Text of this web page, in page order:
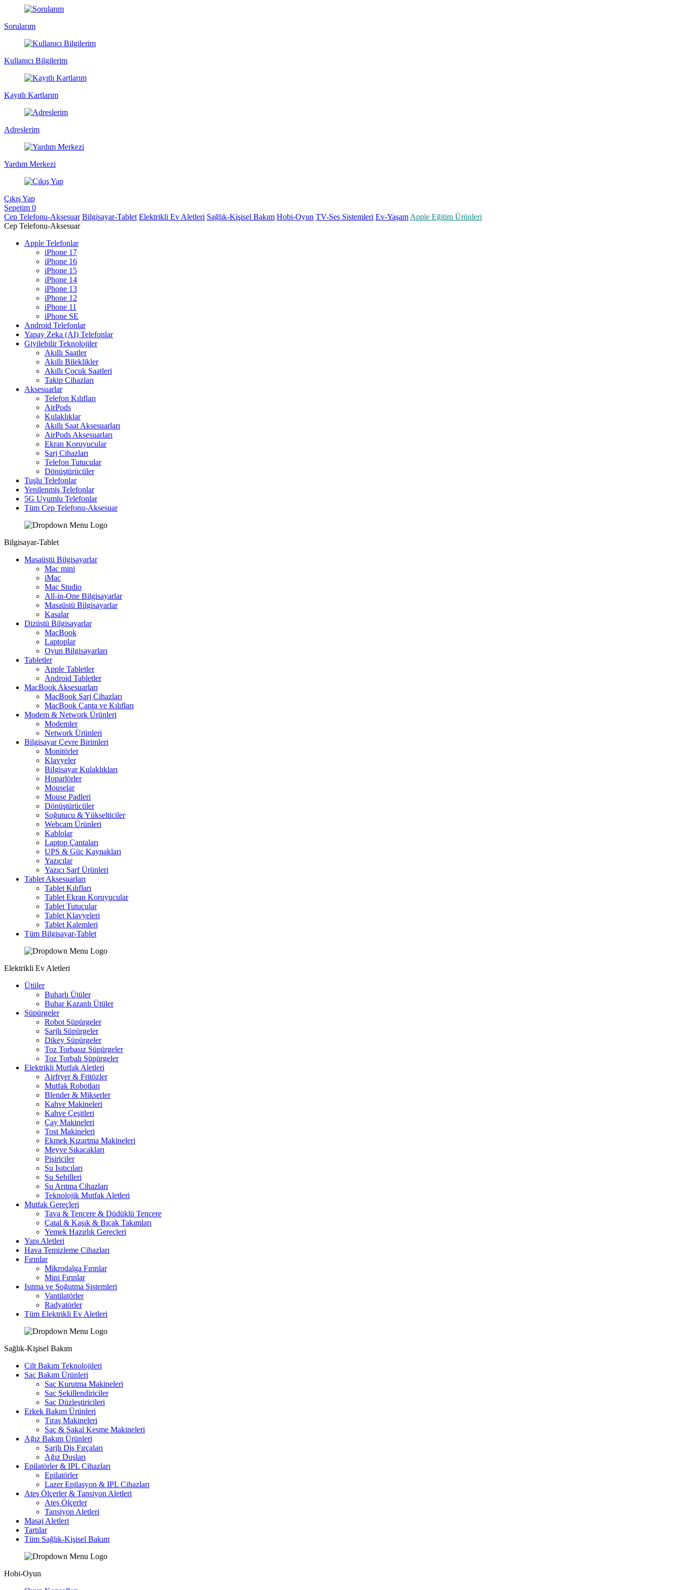
Sorularım
Kullanıcı Bilgilerim
Kayıtlı Kartlarım
Adreslerim
Yardım Merkezi
Çıkış Yap
Sepetim 0
Cep Telefonu-Aksesuar Bilgisayar-Tablet Elektrikli Ev Aletleri Sağlık-Kişisel Bakım Hobi-Oyun TV-Ses Sistemleri Ev-Yaşam Apple Eğitim Ürünleri
Cep Telefonu-Aksesuar
Apple Telefonlar
iPhone 17
iPhone 16
iPhone 15
iPhone 14
iPhone 13
iPhone 12
iPhone 11
iPhone SE
Android Telefonlar
Yapay Zeka (AI) Telefonlar
Giyilebilir Teknolojiler
Akıllı Saatler
Akıllı Bileklikler
Akıllı Çocuk Saatleri
Takip Cihazları
Aksesuarlar
Telefon Kılıfları
AirPods
Kulaklıklar
Akıllı Saat Aksesuarları
AirPods Aksesuarları
Ekran Koruyucular
Şarj Cihazları
Telefon Tutucular
Dönüştürücüler
Tuşlu Telefonlar
Yenilenmiş Telefonlar
5G Uyumlu Telefonlar
Tüm Cep Telefonu-Aksesuar
Bilgisayar-Tablet
Masaüstü Bilgisayarlar
Mac mini
iMac
Mac Studio
All-in-One Bilgisayarlar
Masaüstü Bilgisayarlar
Kasalar
Dizüstü Bilgisayarlar
MacBook
Laptoplar
Oyun Bilgisayarları
Tabletler
Apple Tabletler
Android Tabletler
MacBook Aksesuarları
MacBook Şarj Cihazları
MacBook Çanta ve Kılıfları
Modem & Network Ürünleri
Modemler
Network Ürünleri
Bilgisayar Çevre Birimleri
Monitörler
Klavyeler
BiIgisayar Kulaklıkları
Hoparlörler
Mouselar
Mouse Padleri
Dönüştürücüler
Soğutucu & Yükselticiler
Webcam Ürünleri
Kablolar
Laptop Çantaları
UPS & Güç Kaynakları
Yazıcılar
Yazıcı Sarf Ürünleri
Tablet Aksesuarları
Tablet Kılıfları
Tablet Ekran Koruyucular
Tablet Tutucular
Tablet Klavyeleri
Tablet Kalemleri
Tüm Bilgisayar-Tablet
Elektrikli Ev Aletleri
Ütüler
Buharlı Ütüler
Buhar Kazanlı Ütüler
Süpürgeler
Robot Süpürgeler
Şarjlı Süpürgeler
Dikey Süpürgeler
Toz Torbasız Süpürgeler
Toz Torbalı Süpürgeler
Elektrikli Mutfak Aletleri
Airfryer & Fritözler
Mutfak Robotları
Blender & Mikserler
Kahve Makineleri
Kahve Çeşitleri
Çay Makineleri
Tost Makineleri
Ekmek Kızartma Makineleri
Meyve Sıkacakları
Pişiriciler
Su Isıtıcıları
Su Sebilleri
Su Arıtma Cihazları
Teknolojik Mutfak Aletleri
Mutfak Gereçleri
Tava & Tencere & Düdüklü Tencere
Çatal & Kaşık & Bıçak Takımları
Yemek Hazırlık Gereçleri
Yapı Aletleri
Hava Temizleme Cihazları
Fırınlar
Mikrodalga Fırınlar
Mini Fırınlar
Isıtma ve Soğutma Sistemleri
Vantilatörler
Radyatörler
Tüm Elektrikli Ev Aletleri
Sağlık-Kişisel Bakım
Cilt Bakım Teknolojileri
Saç Bakım Ürünleri
Saç Kurutma Makineleri
Saç Şekillendiriciler
Saç Düzleştiricileri
Erkek Bakım Ürünleri
Tıraş Makineleri
Saç & Sakal Kesme Makineleri
Ağız Bakım Ürünleri
Şarjlı Diş Fırçaları
Ağız Duşları
Epilatörler & IPL Cihazları
Epilatörler
Lazer Epilasyon & IPL Cihazları
Ateş Ölçerler & Tansiyon Aletleri
Ateş Ölçerler
Tansiyon Aletleri
Masaj Aletleri
Tartılar
Tüm Sağlık-Kişisel Bakım
Hobi-Oyun